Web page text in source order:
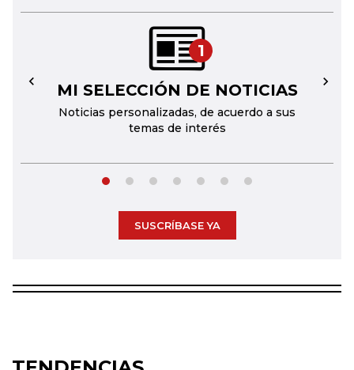
1
MI SELECCIÓN DE NOTICIAS
Noticias personalizadas, de acuerdo a sus
temas de interés
← →
SUSCRÍBASE YA